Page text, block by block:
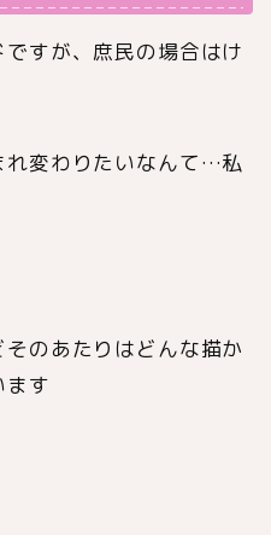
すが、庶民の場合はけ
れ変わりたいなんて…私
のあたりはどんな描か
ます